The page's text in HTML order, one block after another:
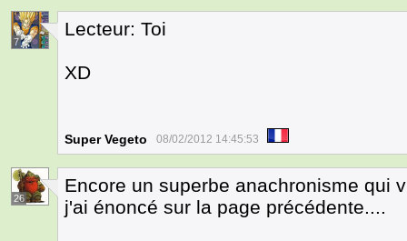
7
Lecteur: Toi
XD
Super Vegeto 08/02/2012 14:45:53
26
Encore un superbe anachronisme qui
j'ai énoncé sur la page précédente....